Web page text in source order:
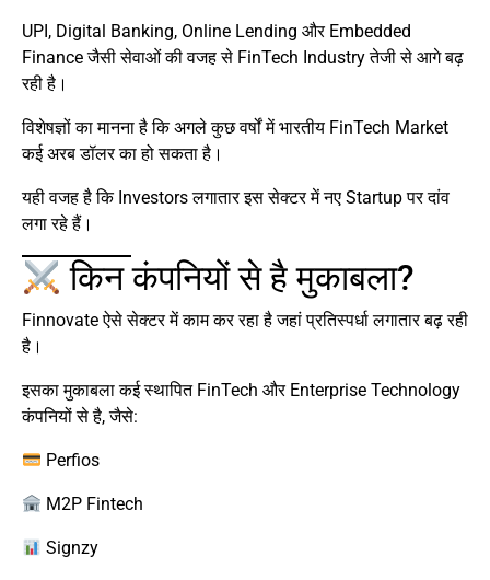
UPI, Digital Banking, Online Lending और Embedded
Finance जैसी सेवाओं की वजह से FinTech Industry तेजी से आगे बढ़
रही है।
विशेषज्ञों का मानना है कि अगले कुछ वर्षों में भारतीय FinTech Market
कई अरब डॉलर का हो सकता है।
यही वजह है कि Investors लगातार इस सेक्टर में नए Startup पर दांव
लगा रहे हैं।
किन कंपनियों से है मुकाबला?
Finnovate ऐसे सेक्टर में काम कर रहा है जहां प्रतिस्पर्धा लगातार बढ़ रही
है।
इसका मुकाबला कई स्थापित FinTech और Enterprise Technology
कंपनियों से है, जैसे:
Perfios
M2P Fintech
Signzy